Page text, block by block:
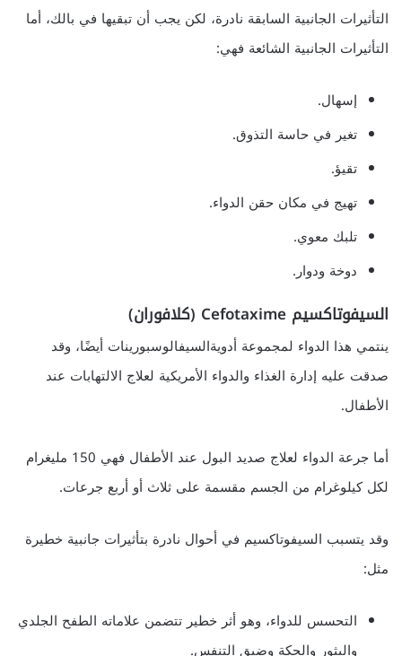
التأثيرات الجانبية السابقة نادرة، لكن يجب أن تبقيها في بالك، أما
التأثيرات الجانبية الشائعة فهي:
إسهال.
تغير في حاسة التذوق.
تقيؤ.
تهيج في مكان حقن الدواء.
تلبك معوي.
دوخة ودوار.
السيفوتاكسيم Cefotaxime (كلافوران)
ينتمي هذا الدواء لمجموعة أدويةالسيفالوسبورينات أيضًا، وقد
صدقت عليه إدارة الغذاء والدواء الأمريكية لعلاج الالتهابات عند
الأطفال.
أما جرعة الدواء لعلاج صديد البول عند الأطفال فهي 150 مليغرام
لكل كيلوغرام من الجسم مقسمة على ثلاث أو أربع جرعات.
وقد يتسبب السيفوتاكسيم في أحوال نادرة بتأثيرات جانبية خطيرة
مثل:
التحسس للدواء، وهو أثر خطير تتضمن علاماته الطفح الجلدي